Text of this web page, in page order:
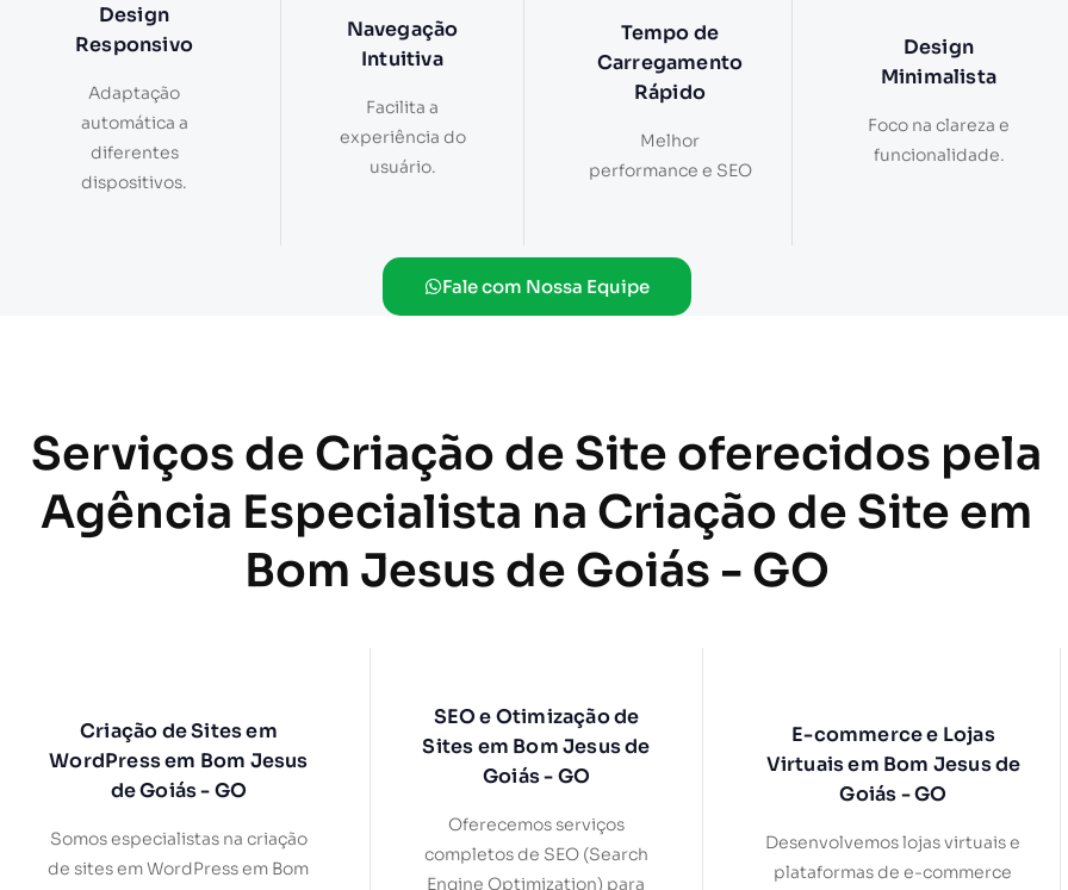
Design
Responsivo
Adaptação
automática a
diferentes
dispositivos.
Navegação
Intuitiva
Facilita a
experiência do
usuário.
Tempo de
Carregamento
Rápido
Melhor
performance e SEO
Design
Minimalista
Foco na clareza e
funcionalidade.
Fale com Nossa Equipe
Serviços de Criação de Site oferecidos pela
Agência Especialista na Criação de Site em
Bom Jesus de Goiás - GO
Criação de Sites em
WordPress em Bom Jesus
de Goiás - GO
Somos especialistas na criação
de sites em WordPress em Bom
SEO e Otimização de
Sites em Bom Jesus de
Goiás - GO
Oferecemos serviços
completos de SEO (Search
Engine Optimization) para
E-commerce e Lojas
Virtuais em Bom Jesus de
Goiás - GO
Desenvolvemos lojas virtuais e
plataformas de e-commerce